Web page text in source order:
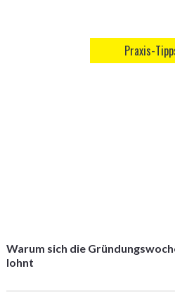
Praxis-
Warum sich die
lohnt